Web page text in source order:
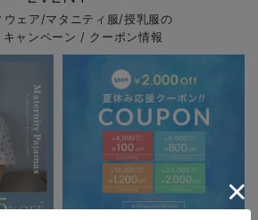
ウェア/マタニティ服/授乳服の
ャンペーン / クーポン情報